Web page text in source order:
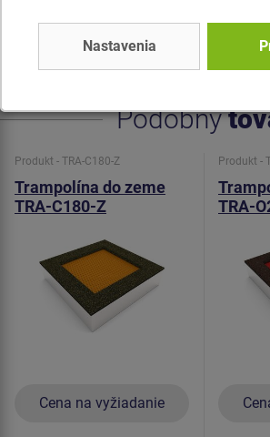
slúži na tlmenie potenciálnych pádov.
Podobný
Produkt - TRA-C180-Z
Trampolína do zeme
TRA-C180-Z
Cena na vyžiadanie
Produkt -
TRA-
Nastavenia